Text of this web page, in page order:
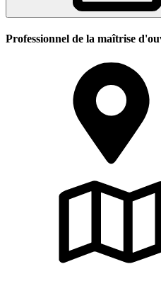
Professionnel de la maîtrise